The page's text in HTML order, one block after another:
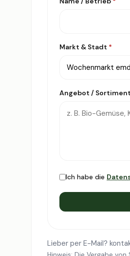
Markt & Stadt *
Angebot / Sortiment
Ich habe die
Lieber per E-Mail?